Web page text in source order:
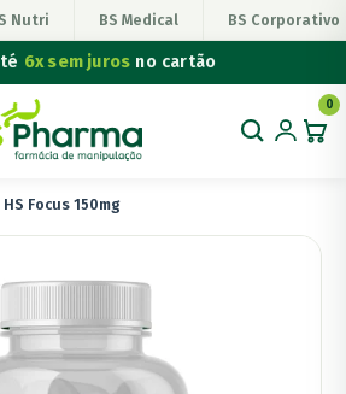
Nutri BS Medical BS Corporativo
6x sem juros no cartão
0
HS Focus 150mg